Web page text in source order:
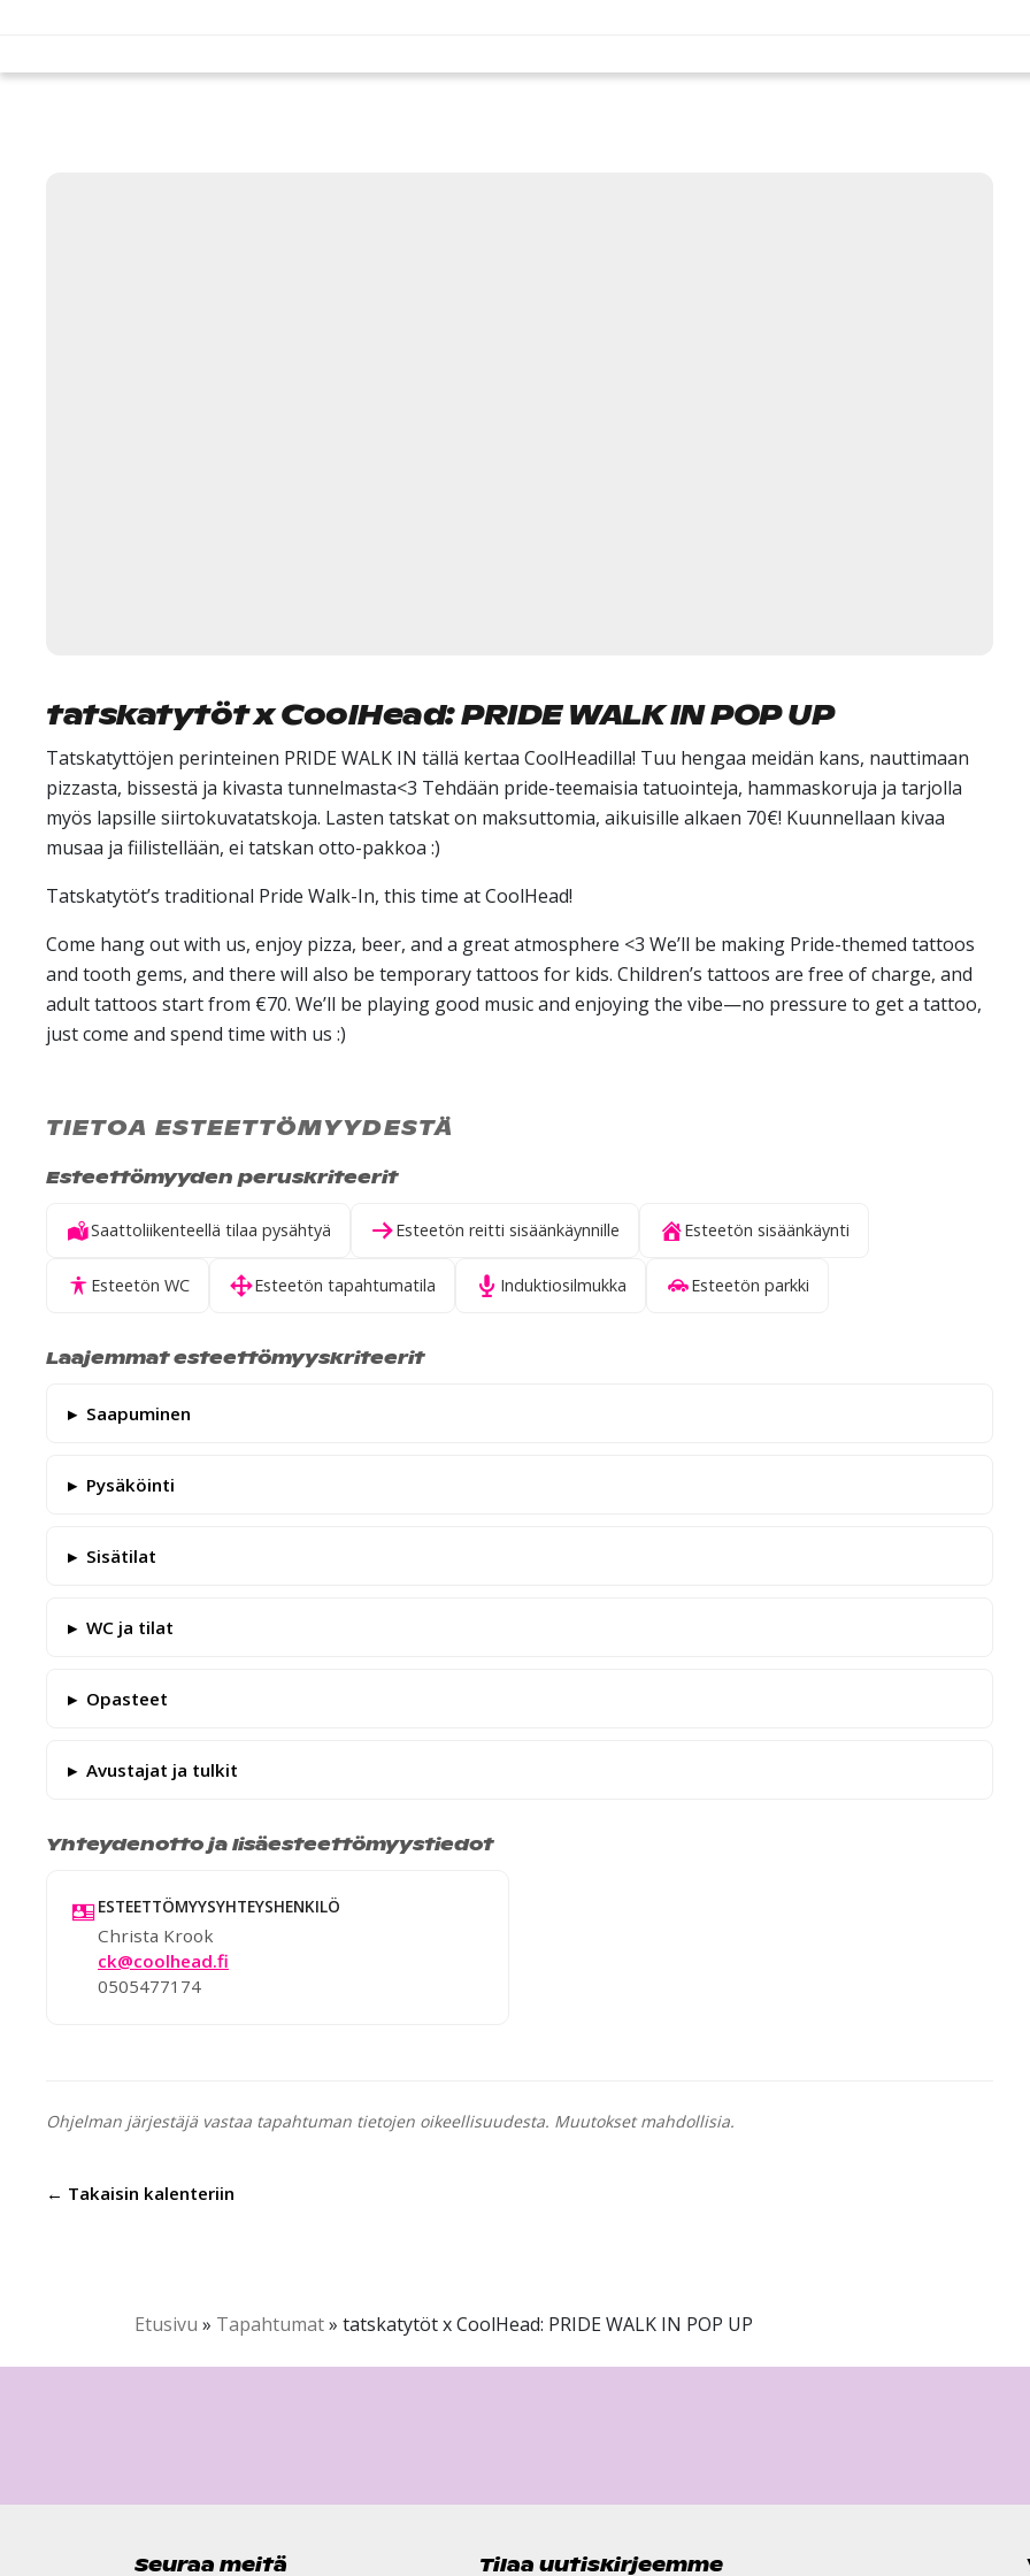
tatskatytöt x CoolHead: PRIDE WALK IN POP UP
Tatskatyttöjen perinteinen PRIDE WALK IN tällä kertaa CoolHeadilla! Tuu hengaa meidän kans, nauttimaan
pizzasta, bissestä ja kivasta tunnelmasta<3 Tehdään pride-teemaisia tatuointeja, hammaskoruja ja tarjolla
myös lapsille siirtokuvatatskoja. Lasten tatskat on maksuttomia, aikuisille alkaen 70€! Kuunnellaan kivaa
musaa ja fiilistellään, ei tatskan otto-pakkoa :)
Tatskatytöt’s traditional Pride Walk-In, this time at CoolHead!
Come hang out with us, enjoy pizza, beer, and a great atmosphere <3 We’ll be making Pride-themed tattoos
and tooth gems, and there will also be temporary tattoos for kids. Children’s tattoos are free of charge, and
adult tattoos start from €70. We’ll be playing good music and enjoying the vibe—no pressure to get a tattoo,
just come and spend time with us :)
TIETOA ESTEETTÖMYYDESTÄ
Esteettömyyden peruskriteerit
Saattoliikenteellä tilaa pysähtyä Esteetön reitti sisäänkäynnille Esteetön sisäänkäynti
Esteetön WC Esteetön tapahtumatila Induktiosilmukka Esteetön parkki
Laajemmat esteettömyyskriteerit
Saapuminen
Pysäköinti
Sisätilat
WC ja tilat
Opasteet
Avustajat ja tulkit
Yhteydenotto ja lisäesteettömyystiedot
ESTEETTÖMYYSYHTEYSHENKILÖ
Christa Krook
ck@coolhead.fi
0505477174
Ohjelman järjestäjä vastaa tapahtuman tietojen oikeellisuudesta. Muutokset mahdollisia.
← Takaisin kalenteriin
Etusivu » Tapahtumat» tatskatytöt x CoolHead: PRIDE WALK IN POP UP
Seuraa meitä Tilaa uutiskirjeemme